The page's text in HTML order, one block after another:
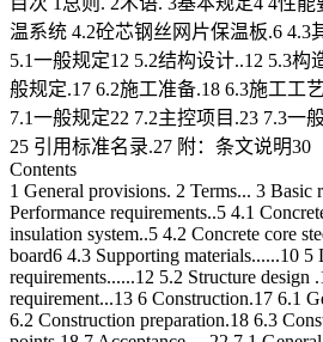
温系统 4.2砼芯钢丝网片保温板.6 4.3
5.1一般规定12 5.2结构设计..12 5.3构
般规定.17 6.2施工准备.18 6.3施工工
7.1一般规定22 7.2主控项目.23 7.3一
25 引用标准名录.27 附：条文说明30
Contents
1 General provisions. 2 Terms... 3 Basic
Performance requirements..5 4.1
insulation system..5 4.2 Concrete core
board6 4.3 Supporting materials......10 5
requirements......12 5.2 Structure design
requirement...13 6 Construction.17 6.1
6.2 Construction preparation.18 6.3